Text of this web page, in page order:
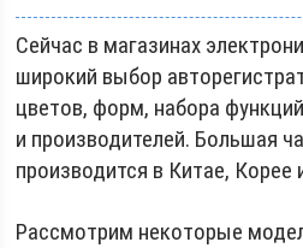
Сейчас в магазинах
широкий выбор
цветов, форм, набора
и производителей. Большая
производится в Китае, Корее
Рассмотрим некоторые